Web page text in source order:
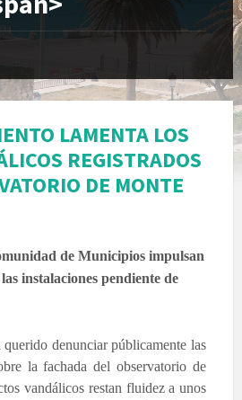
LAMENTA LOS
REGISTRADOS
DE MONTE
de Municipios impulsan
instalaciones pendiente de
denunciar públicamente las
la fachada del observatorio de
vandálicos restan fluidez a unos